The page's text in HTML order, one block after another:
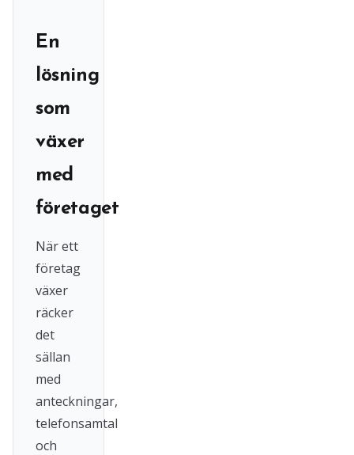
En
lösning
som
växer
med
företaget
När ett
företag
växer
räcker
det
sällan
med
anteckningar,
telefonsamtal
och